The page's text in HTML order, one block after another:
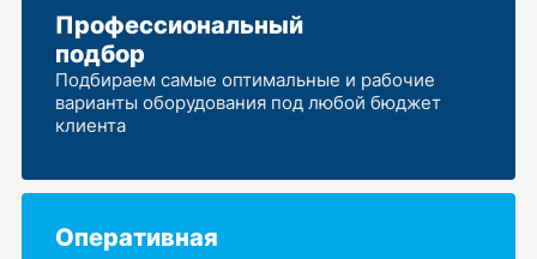
Профессиональный
подбор
Подбираем самые оптимальные и рабочие
варианты оборудования под любой бюджет
клиента
Оперативная